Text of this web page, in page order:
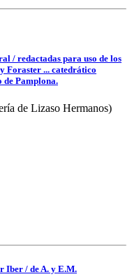
/ redactadas para uso de los
Foraster ... catedrático
de Pamplona.
de Lizaso Hermanos)
Iber / de A. y E.M.